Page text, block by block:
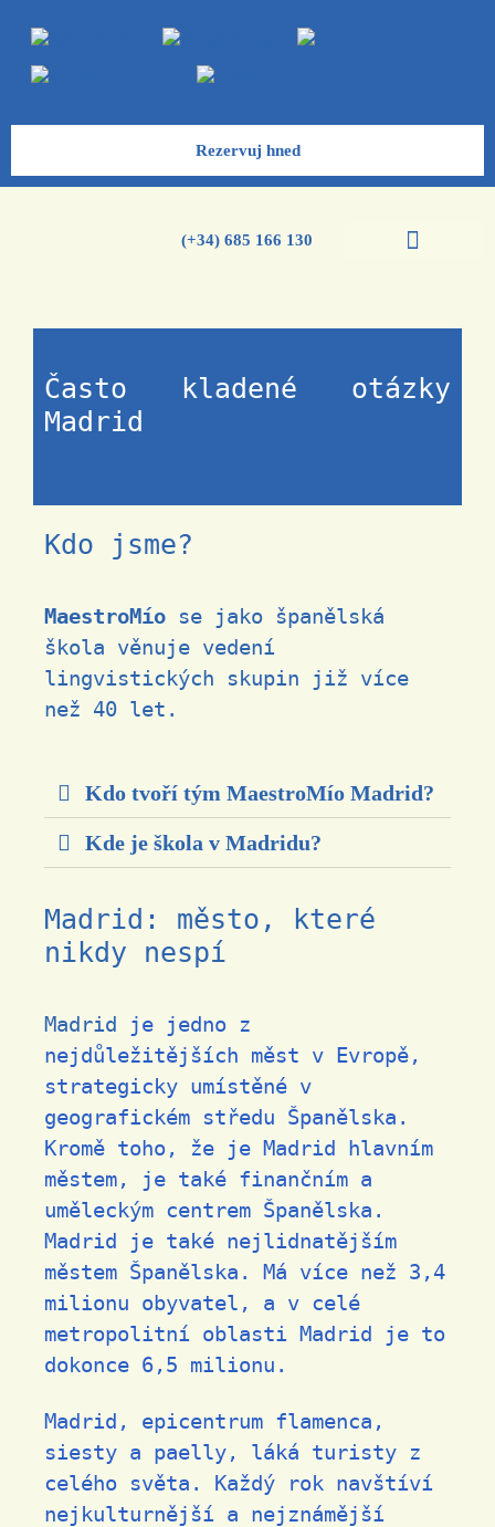
Rezervuj hned
(+34) 685 166 130
Často kladené otázky
Madrid
Kdo jsme?
MaestroMío se jako španělská
škola věnuje vedení
lingvistických skupin již více
než 40 let.
Kdo tvoří tým MaestroMío Madrid?
Kde je škola v Madridu?
Madrid: město, které
nikdy nespí
Madrid je jedno z
nejdůležitějších měst v Evropě,
strategicky umístěné v
geografickém středu Španělska.
Kromě toho, že je Madrid hlavním
městem, je také finančním a
uměleckým centrem Španělska.
Madrid je také nejlidnatějším
městem Španělska. Má více než 3,4
milionu obyvatel, a v celé
metropolitní oblasti Madrid je to
dokonce 6,5 milionu.
Madrid, epicentrum flamenca,
siesty a paelly, láká turisty z
celého světa. Každý rok navštíví
nejkulturnější a nejznámější